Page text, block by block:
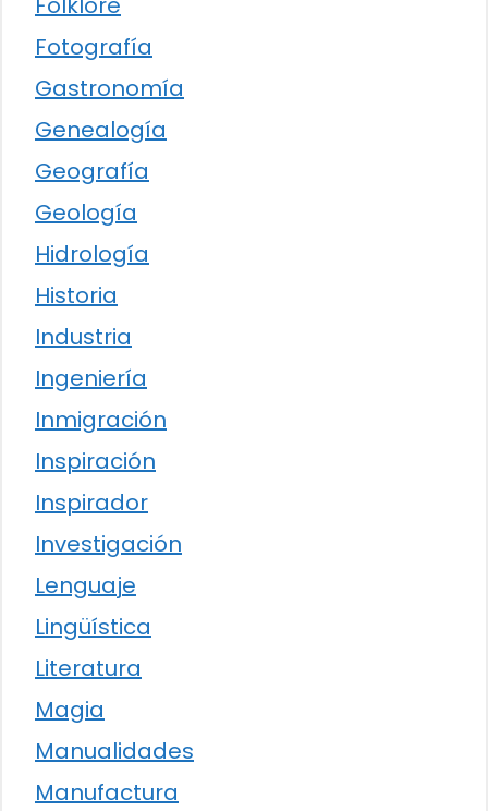
Fotografía
Gastronomía
Genealogía
Geografía
Geología
Hidrología
Historia
Industria
Ingeniería
Inmigración
Inspiración
Inspirador
Investigación
Lenguaje
Lingüística
Literatura
Magia
Manualidades
Manufactura